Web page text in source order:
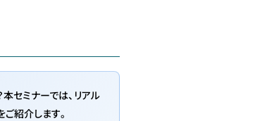
セミナーでは、リアル
紹介します。